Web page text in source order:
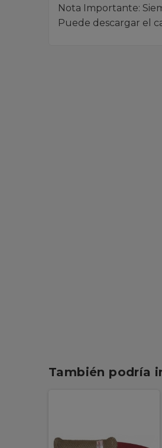
Nota Importante:
Puede descargar el
También podría